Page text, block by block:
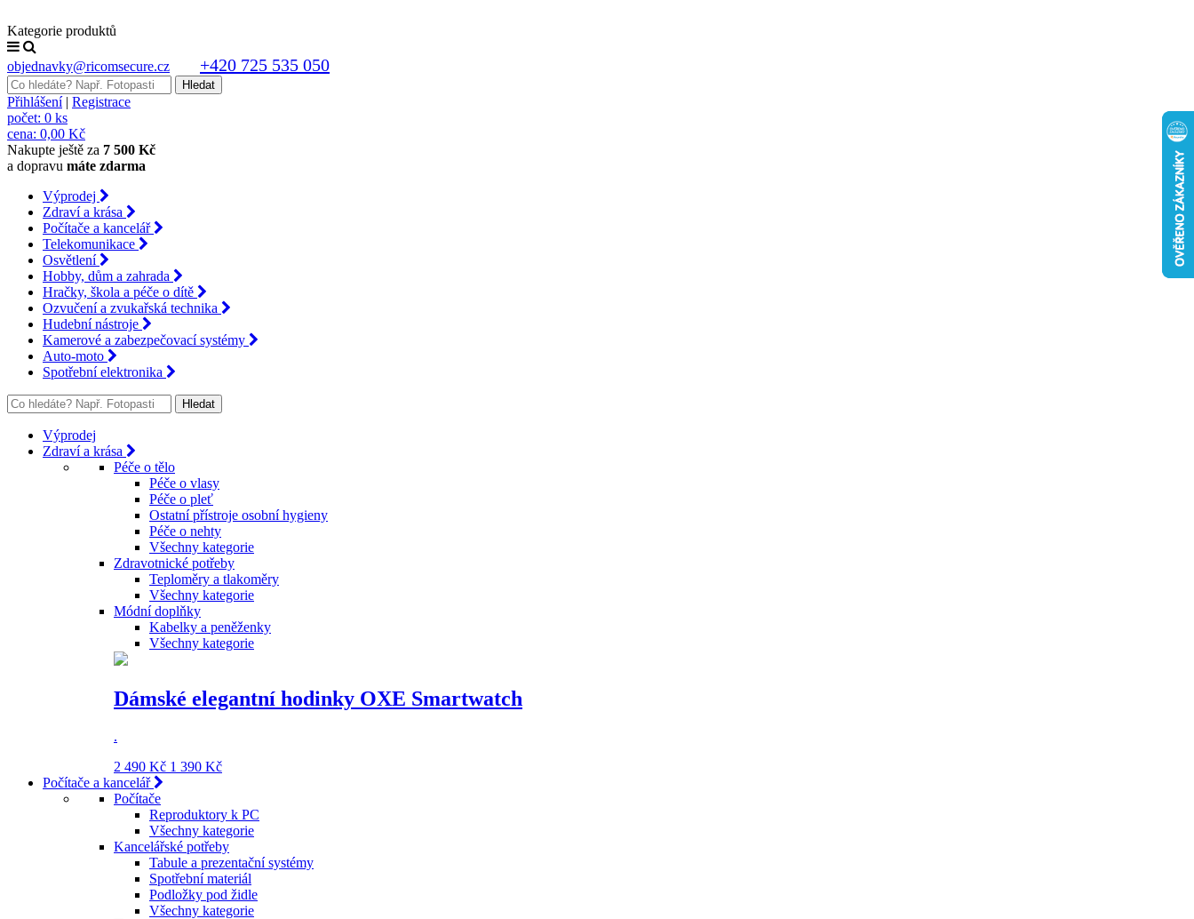
Kategorie produktů
objednavky@ricomsecure.cz +420 725 535 050
Přihlášení| Registrace
počet: 0 ks
cena: 0,00 Kč
Nakupte ještě za 7 500 Kč
a dopravu máte zdarma
Výprodej
Zdraví a krása
Počítače a kancelář
Telekomunikace
Osvětlení
Hobby, dům a zahrada
Hračky, škola a péče o dítě
Ozvučení a zvukařská technika
Hudební nástroje
Kamerové a zabezpečovací systémy
Auto-moto
Spotřební elektronika
Výprodej
Zdraví a krása
Péče o tělo
Péče o vlasy
Péče o pleť
Ostatní přístroje osobní hygieny
Péče o nehty
Všechny kategorie
Zdravotnické potřeby
Teploměry a tlakoměry
Všechny kategorie
Módní doplňky
Kabelky a peněženky
Všechny kategorie
Dámské elegantní hodinky OXE Smartwatch
.
2 490 Kč 1 390 Kč
Počítače a kancelář
Počítače
Reproduktory k PC
Všechny kategorie
Kancelářské potřeby
Tabule a prezentační systémy
Spotřební materiál
Podložky pod židle
Všechny kategorie